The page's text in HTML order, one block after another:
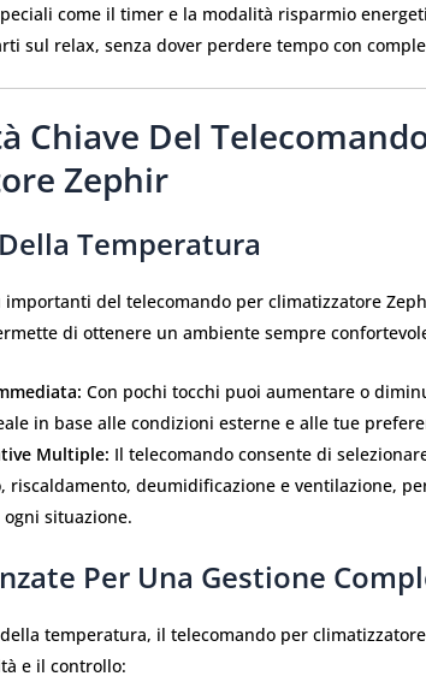
come il timer e la modalità risparmio
sul relax, senza dover perdere tempo con
Chiave Del
Zephir
Temperatura
del telecomando per climatizzatore
di ottenere un ambiente sempre
Con pochi tocchi puoi aumentare o
in base alle condizioni esterne e alle tue
Multiple: Il telecomando consente di
riscaldamento, deumidificazione e ventilazione,
situazione.
Per Una Gestione
temperatura, il telecomando per
e il controllo: